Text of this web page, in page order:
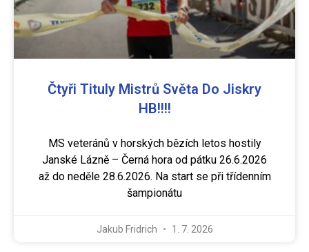
Čtyři Tituly Mistrů Světa Do Jiskry
HB!!!!
MS veteránů v horských bězích letos hostily
Janské Lázně – Černá hora od pátku 26.6.2026
až do neděle 28.6.2026. Na start se při třídenním
šampionátu
Jakub Fridrich 1. 7. 2026